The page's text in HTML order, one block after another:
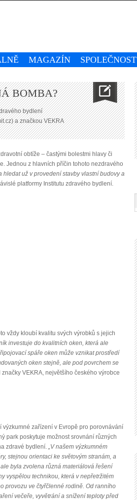
MAGAZÍN SPOLEČNOST
BOMBA?
bydlení
a značkou VEKRA
obtíže – častými bolestmi hlavy či
Jednou z hlavních příčin tohoto nezdravého
hledat už v provedení stavby vlastní budovy a
platformy Institutu zdravého bydlení.
vždy kloubí kvalitu svých výrobků s jejich
investuje do kvalitních oken, která ale
spáře oken může vznikat prostředí
oken stejně, ale pod povrchem se
VEKRA, největšího českého výrobce
výzkumné zařízení v Evropě pro porovnávání
park poskytuje možnost srovnání různých
zdravé bydlení. „V našem výzkumném
stejnou orientaci ke světovým stranám, a
byla zvolena různá materiálová řešení
vyspělou technikou, která v nepřetržitém
provozu ve čtyřčlenné rodině. Od ranního
večeře, vyvětrání a snížení teploty před